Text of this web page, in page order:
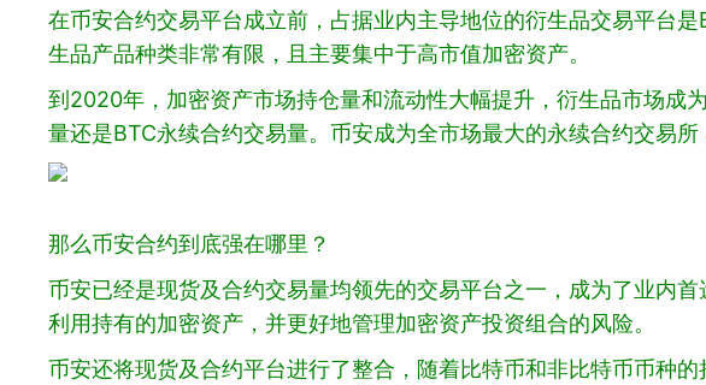
在币安合约交易平台成立前，占据业内主导地位的衍生品交易平台
生品产品种类非常有限，且主要集中于高市值加密资产。
到2020年，加密资产市场持仓量和流动性大幅提升，衍生品市场成
量还是BTC永续合约交易量。币安成为全市场最大的永续合约交易所
那么币安合约到底强在哪里？
币安已经是现货及合约交易量均领先的交易平台之一，成为了业内
利用持有的加密资产，并更好地管理加密资产投资组合的风险。
币安还将现货及合约平台进行了整合，随着比特币和非比特币币种